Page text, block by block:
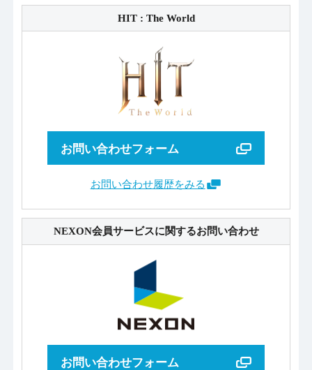
HIT : The World
お問い合わせフォーム
お問い合わせ履歴をみる
NEXON会員サービスに関するお問い合わせ
お問い合わせフォーム